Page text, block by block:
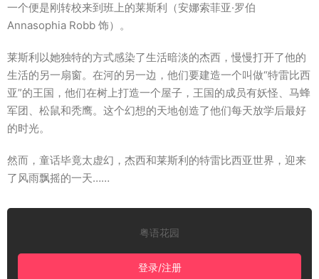
一个便是刚转校来到班上的莱斯利（安娜索菲亚·罗伯
Annasophia Robb 饰）。
莱斯利以她独特的方式感染了生活暗淡的杰西，慢慢打开了他的
生活的另一扇窗。在河的另一边，他们要建造一个叫做“特雷比西
亚”的王国，他们在树上打造一个屋子，王国的成员有妖怪、马蜂
军团、松鼠和秃鹰。这个幻想的天地创造了他们每天放学后最好
的时光。
然而，童话毕竟太虚幻，杰西和莱斯利的特雷比西亚世界，迎来
了风雨飘摇的一天……
粤语花园
登录/注册